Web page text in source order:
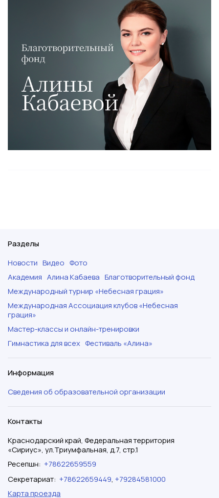
Разделы
Новости Видео Фото
Академия Алина Кабаева Благотворительный фонд
Международный турнир «Небесная грация»
Международная Ассоциация клубов «Небесная
грация»
Мастер-классы и онлайн-тренировки
Гимнастика для всех Фестиваль «Алина»
Информация
Сведения об образовательной организации
Контакты
Краснодарский край, Федеральная территория
«Сириус», ул.Триумфальная, д.7, стр.1
Ресепшн: +78622659559
Секретариат: +78622659449, +79284581000
Карта проезда